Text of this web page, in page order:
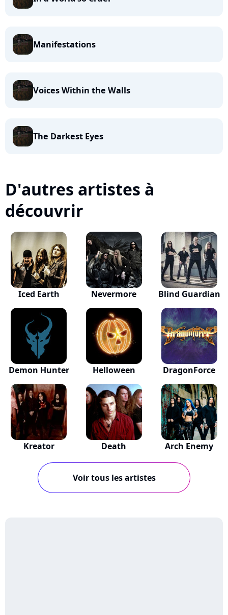
Manifestations
Voices Within the Walls
The Darkest Eyes
D'autres artistes à
découvrir
Iced Earth Nevermore Blind Guardian
Demon Hunter Helloween DragonForce
Kreator Death Arch Enemy
Voir tous les artistes